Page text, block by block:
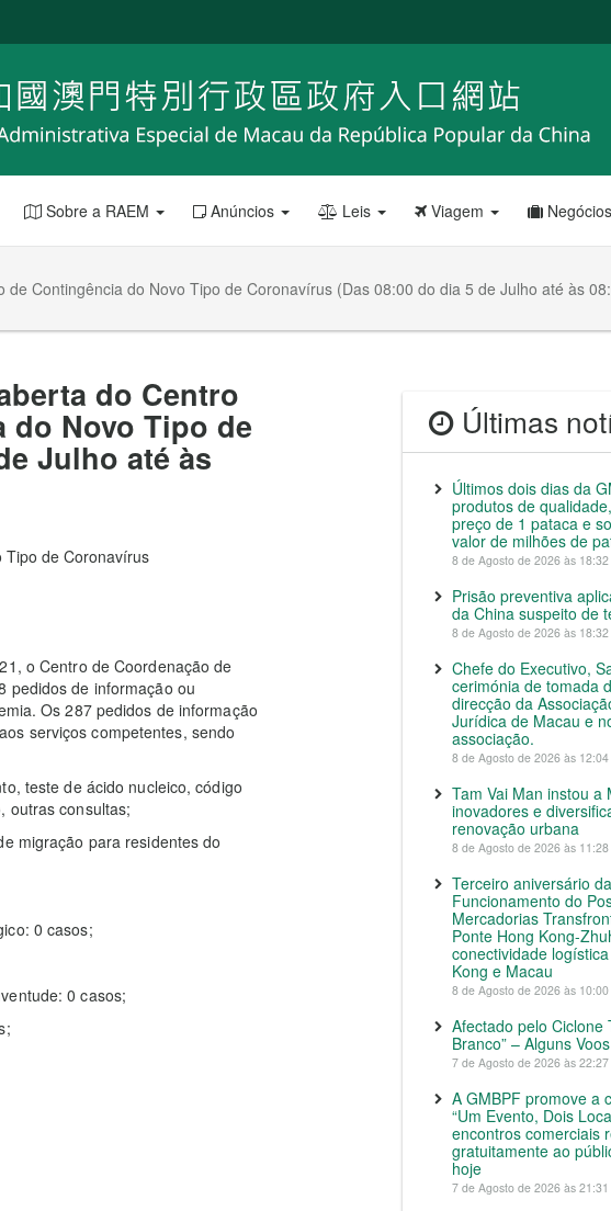
Sobre a RAEM Anúncios Leis Viagem
Contingência do Novo Tipo de Coronavírus (Das 08:00 do dia 5 de Julho até às
do Centro
do Novo Tipo de
Julho até às
Tipo de Coronavírus
o Centro de Coordenação de
pedidos de informação ou
Os 287 pedidos de informação
serviços competentes, sendo
teste de ácido nucleico, código
outras consultas;
migração para residentes do
0 casos;
0 casos;
Últimas
Últimos dois dias da
produtos de
preço de 1 pataca e
valor de milhões de
8 de Agosto de 2026 às 18:32
Prisão preventiva
da China suspeito de
8 de Agosto de 2026 às 18:32
Chefe do Executivo,
cerimónia de tomada
direcção da
Jurídica de Macau e
associação.
8 de Agosto de 2026 às 12:04
Tam Vai Man instou a
inovadores e
renovação urbana
8 de Agosto de 2026 às 11:28
Terceiro aniversário
Funcionamento do
Mercadorias
Ponte Hong Kong-
conectividade
Kong e Macau
8 de Agosto de 2026 às 10:00
Afectado pelo Ciclone
Branco” – Alguns
7 de Agosto de 2026 às 22:27
A GMBPF promove a
“Um Evento, Dois
encontros comerciais
gratuitamente ao
hoje
7 de Agosto de 2026 às 21:31